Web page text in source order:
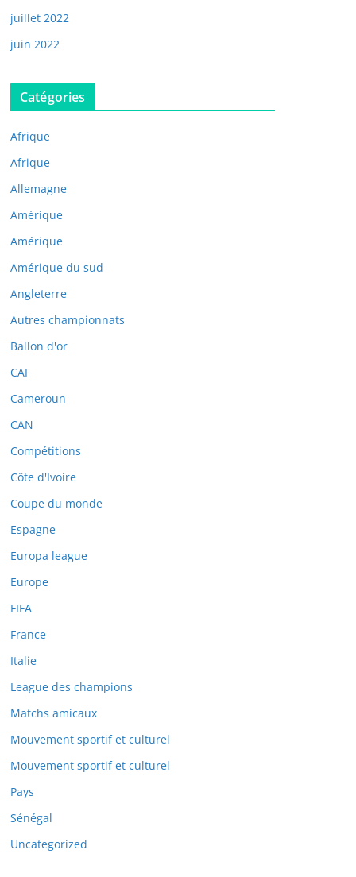
juillet 2022
juin 2022
Catégories
Afrique
Afrique
Allemagne
Amérique
Amérique
Amérique du sud
Angleterre
Autres championnats
Ballon d'or
CAF
Cameroun
CAN
Compétitions
Côte d'Ivoire
Coupe du monde
Espagne
Europa league
Europe
FIFA
France
Italie
League des champions
Matchs amicaux
Mouvement sportif et culturel
Mouvement sportif et culturel
Pays
Sénégal
Uncategorized